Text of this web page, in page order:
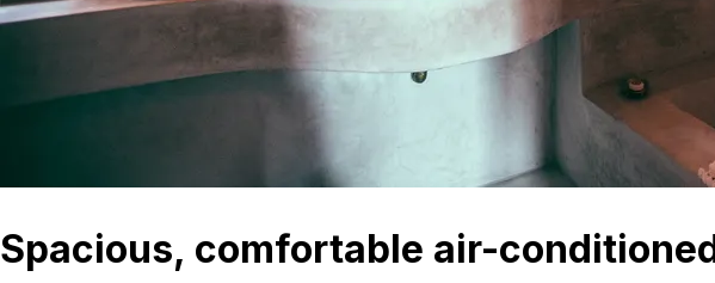
Spacious, comfortable air-